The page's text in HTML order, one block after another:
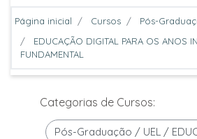
Página inicial Cursos Pós-
EDUCAÇÃO DIGITAL PARA OS ANOS
FUNDAMENTAL
Categorias de Cursos: